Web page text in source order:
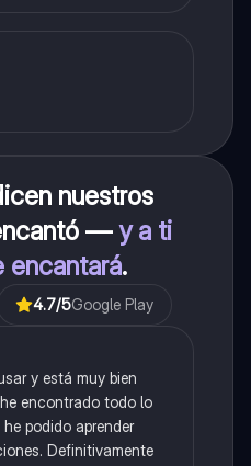
nuestros
—y a ti
encantará.
4.7/5Google Play
y está muy bien
encontrado todo lo
podido aprender
Definitivamente